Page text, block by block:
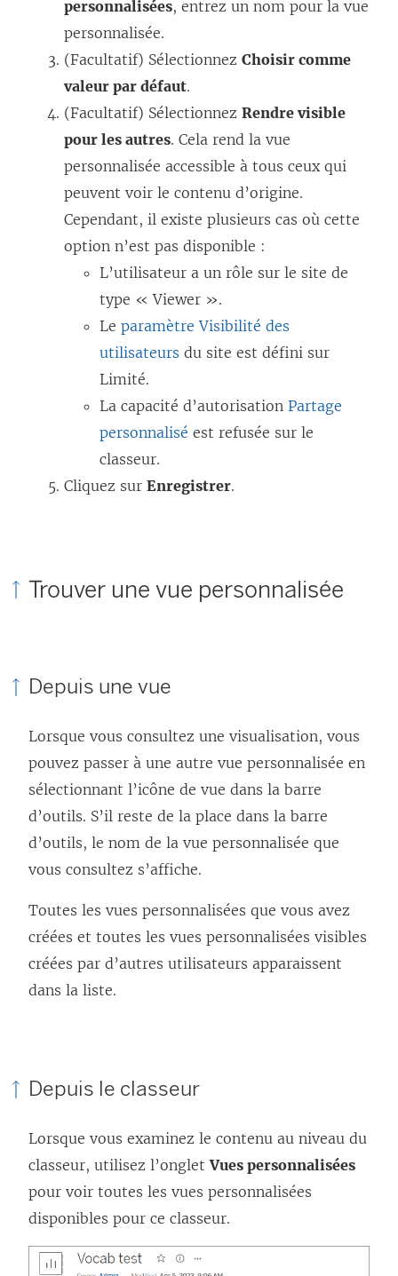
personnalisées, entrez un nom pour la vue
personnalisée.
(Facultatif) Sélectionnez Choisir comme
valeur par défaut.
(Facultatif) Sélectionnez Rendre visible
pour les autres. Cela rend la vue
personnalisée accessible à tous ceux qui
peuvent voir le contenu d’origine.
Cependant, il existe plusieurs cas où cette
option n’est pas disponible :
L’utilisateur a un rôle sur le site de
type « Viewer ».
Le paramètre Visibilité des
utilisateurs du site est défini sur
Limité.
La capacité d’autorisation Partage
personnalisé est refusée sur le
classeur.
Cliquez sur Enregistrer.
Trouver une vue personnalisée
Depuis une vue
Lorsque vous consultez une visualisation, vous
pouvez passer à une autre vue personnalisée en
sélectionnant l’icône de vue dans la barre
d’outils. S’il reste de la place dans la barre
d’outils, le nom de la vue personnalisée que
vous consultez s’affiche.
Toutes les vues personnalisées que vous avez
créées et toutes les vues personnalisées visibles
créées par d’autres utilisateurs apparaissent
dans la liste.
Depuis le classeur
Lorsque vous examinez le contenu au niveau du
classeur, utilisez l’ongletVues personnalisées
pour voir toutes les vues personnalisées
disponibles pour ce classeur.